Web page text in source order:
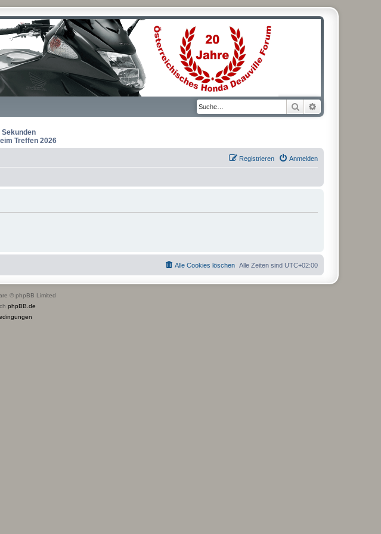
Suche
Sekunden
Treffen 2026
Anmelden
Registrieren
Alle Zeiten sind UTC+02:00
Alle Cookies löschen
© phpBB Limited
phpBB.de